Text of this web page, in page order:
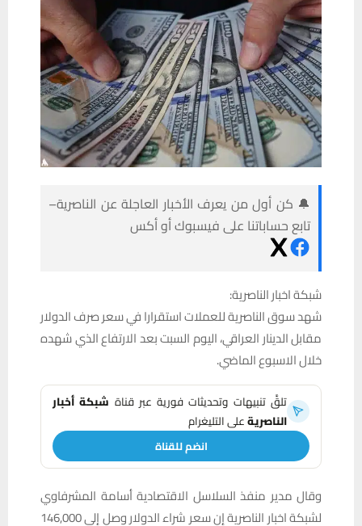
🔔 كن أول من يعرف الأخبار العاجلة عن الناصرية–
تابع حساباتنا على فيسبوك أو أكس
شبكة اخبار الناصرية:
شهد سوق الناصرية للعملات استقرارا في سعر صرف الدولار
مقابل الدينار العراقي، اليوم السبت بعد الارتفاع الذي شهده
خلال الاسبوع الماضي.
تلقَّ تنبيهات وتحديثات فورية عبر قناة شبكة أخبار
الناصريةعلى التليغرام
انضم للقناة
وقال مدير منفذ السلاسل الاقتصادية أسامة المشرفاوي
لشبكة اخبار الناصرية إن سعر شراء الدولار وصل إلى 146,000